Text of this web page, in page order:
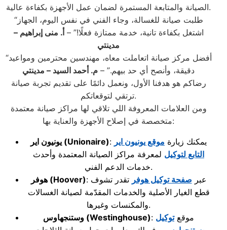
الصيانة والمتابعة المستمرة لضمان عمل الأجهزة بكفاءة عالية.
“طلبت صيانة للغسالة، وجاء الفني في نفس اليوم، الجهاز
اشتغل بكفاءة تانية، خدمة ممتازة فعلًا!” – أ. منى إبراهيم –
مدينتي
“أفضل مركز صيانة اتعاملت معاه، مهندسين محترمين ومواعيد
دقيقة، وأنصح أي حد بيهم.” – م. أحمد السيد – مدينتي
رضاكم هو هدفنا الأول، ونعمل دائمًا على تقديم تجربة صيانة
ترتقي لتوقعاتكم.
ومن العلامات المعروفة اللي تلاقي لها مراكز صيانة معتمدة
متخصصة في إصلاح الأجهزة والعناية بها:
يونيون اير (Unionaire) : يمكنك زيارة موقع يونيون اير
التابع لتوكيل لمعرفة مراكز الصيانة المعتمدة وأحدث
خدمات الدعم الفني.
هوفر(Hoover) : عبر صفحة توكيل هوفر تقدر تشوف
قطع الغيار الأصلية والخدمات المقدّمة لصيانة الغسالات
والمكنسات وغيرها.
وستنجهاوس (Westinghouse) : موقعتوكيل